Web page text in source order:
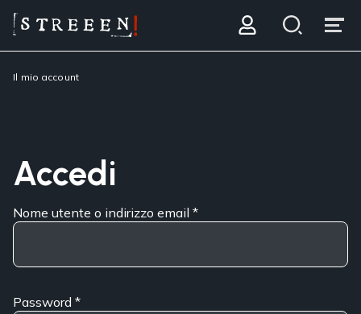
Il mio account
Accedi
Nome utente o indirizzo email*
Password*